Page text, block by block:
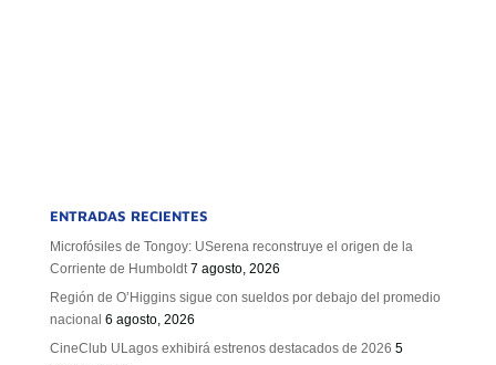
ENTRADAS RECIENTES
Microfósiles de Tongoy: USerena reconstruye el origen de la
Corriente de Humboldt 7 agosto, 2026
Región de O’Higgins sigue con sueldos por debajo del promedio
nacional 6 agosto, 2026
CineClub ULagos exhibirá estrenos destacados de 2026 5